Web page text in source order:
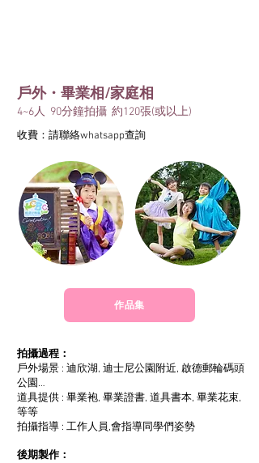
戶外・畢業相/家庭相
4~6人 90分鐘拍攝 約120張(或以上)
收費：請聯絡whatsapp查詢
作品集
拍攝過程：
戶外場景 : 迪欣湖, 迪士尼公園附近, 啟德郵輪碼頭
公園…
道具提供 : 畢業袍, 畢業證書, 道具書本, 畢業花束,
等等
拍攝指導 : 工作人員,會指導同學們姿勢
後期製作：